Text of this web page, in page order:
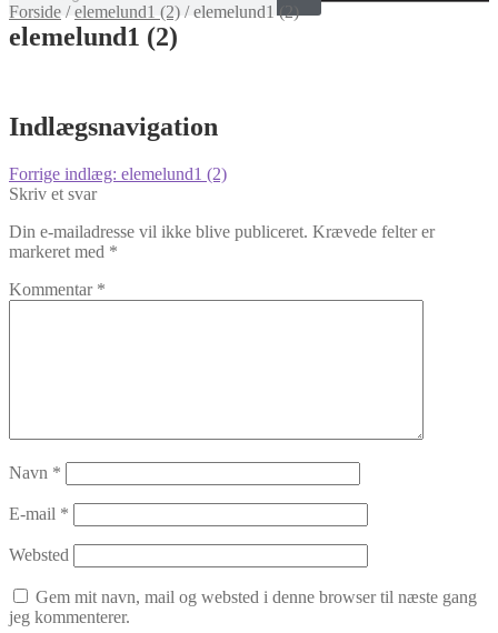
Forside /elemelund1 (2) /elemelund1 (2)
elemelund1 (2)
Indlægsnavigation
Forrige indlæg: elemelund1 (2)
Skriv et svar
Din e-mailadresse vil ikke blive publiceret. Krævede felter er
markeret med *
Kommentar *
Navn *
E-mail *
Websted
Gem mit navn, mail og websted i denne browser til næste gang
jeg kommenterer.